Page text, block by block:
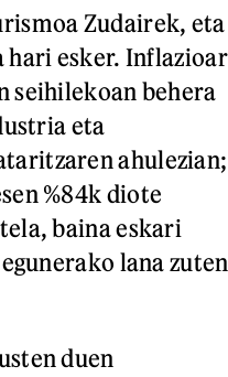
Zudairek, eta
hari esker.
seihilekoan behera
eta
ahulezian;
%84k diote
baina eskari
lana
duen